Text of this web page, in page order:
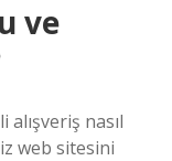
ve
nasıl
web sitesini